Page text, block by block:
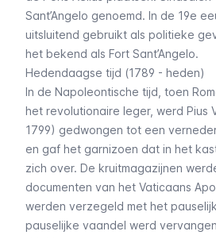
Sant’Angelo genoemd. In de 19e
uitsluitend gebruikt als politieke
het bekend als Fort Sant’Angelo.
Hedendaagse tijd (1789 - heden)
In de Napoleontische tijd, toen
het revolutionaire leger, werd Pius
1799) gedwongen tot een
en gaf het garnizoen dat in het
zich over. De kruitmagazijnen
documenten van het Vaticaans
werden verzegeld met het
pauselijke vaandel werd